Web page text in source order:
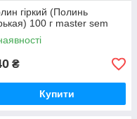
гіркий (Полинь
100 г master sem
₴
Купити